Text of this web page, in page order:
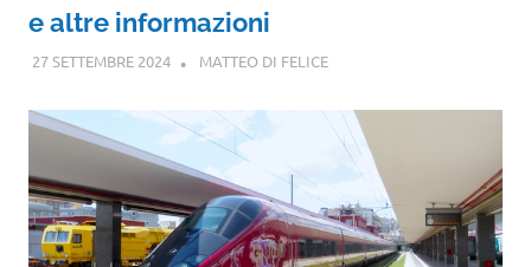
e altre informazioni
27 SETTEMBRE 2024 MATTEO DI FELICE